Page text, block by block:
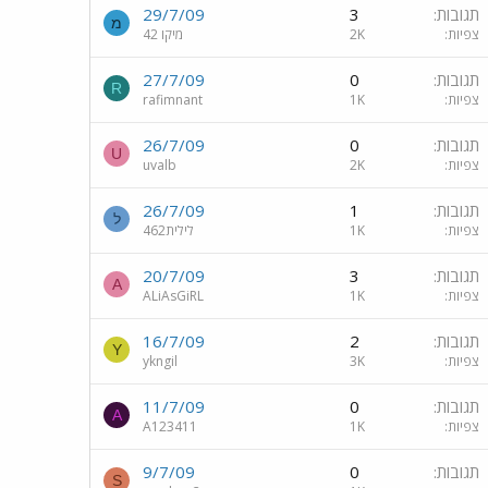
תגובות 3
צפיות 2K
29/7/09
מיקו 42
מ
תגובות 0
צפיות 1K
27/7/09
rafimnant
R
תגובות 0
צפיות 2K
26/7/09
uvalb
U
תגובות 1
צפיות 1K
26/7/09
לילית462
ל
תגובות 3
צפיות 1K
20/7/09
ALiAsGiRL
A
תגובות 2
צפיות 3K
16/7/09
ykngil
Y
תגובות 0
צפיות 1K
11/7/09
A123411
A
תגובות 0
9/7/09
S